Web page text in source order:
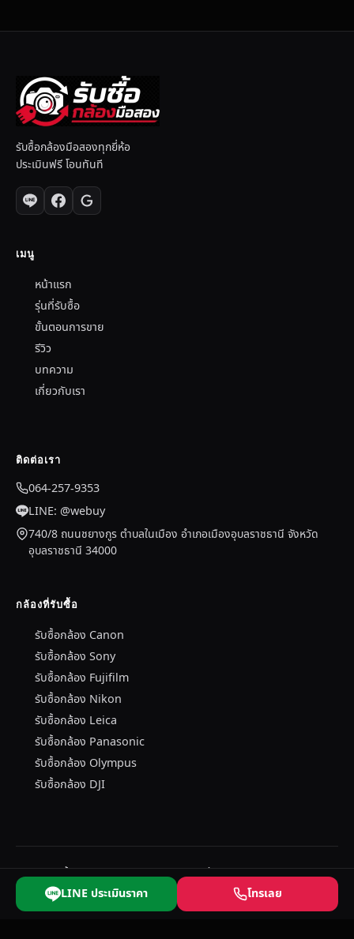
รับซื้อกล้องมือสองทุกยี่ห้อ
ประเมินฟรี โอนทันที
เมนู
หน้าแรก
รุ่นที่รับซื้อ
ขั้นตอนการขาย
รีวิว
บทความ
เกี่ยวกับเรา
ติดต่อเรา
064-257-9353
LINE: @webuy
740/8 ถนนชยางกูร ตำบลในเมือง อำเภอเมืองอุบลราชธานี จังหวัด
อุบลราชธานี 34000
กล้องที่รับซื้อ
รับซื้อกล้อง Canon
รับซื้อกล้อง Sony
รับซื้อกล้อง Fujifilm
รับซื้อกล้อง Nikon
รับซื้อกล้อง Leica
รับซื้อกล้อง Panasonic
รับซื้อกล้อง Olympus
รับซื้อกล้อง DJI
© 2026 รับซื้อกล้องมือสอง — บริษัท อำพล เทรดิ้ง จำกัด
รับซื้อกล้องมือสอง Leica · Olympus · Canon · Sony · Nikon · Fujifilm · DJI
LINE ประเมินราคา โทรเลย